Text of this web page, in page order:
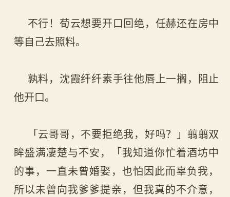
不行！荀云想要开口回绝，任赫还在房中
等自己去照料。
孰料，沈霞纤纤素手往他唇上一搁，阻止
他开口。
「云哥哥，不要拒绝我，好吗？」翦翦双
眸盛满凄楚与不安，「我知道你忙着酒坊中
的事，一直未曾婚娶，也怕因此而辜负我，
所以未曾向我爹爹提亲，但我真的不介意，